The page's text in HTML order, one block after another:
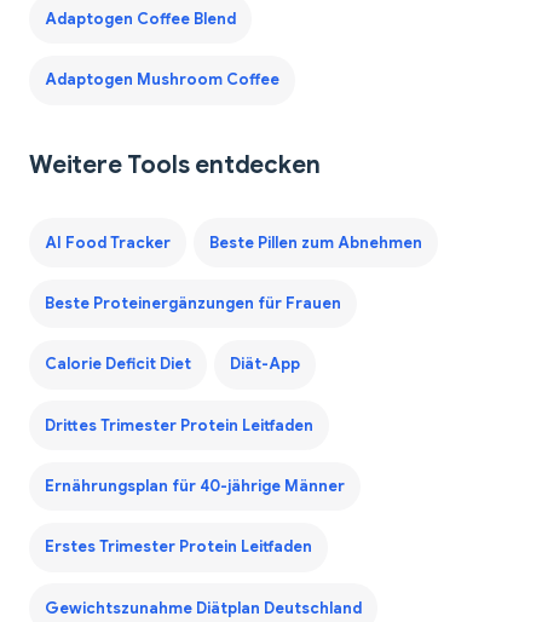
Adaptogen Coffee Blend
Adaptogen Mushroom Coffee
Weitere Tools entdecken
AI Food Tracker Beste Pillen zum Abnehmen
Beste Proteinergänzungen für Frauen
Calorie Deficit Diet Diät-App
Drittes Trimester Protein Leitfaden
Ernährungsplan für 40-jährige Männer
Erstes Trimester Protein Leitfaden
Gewichtszunahme Diätplan Deutschland